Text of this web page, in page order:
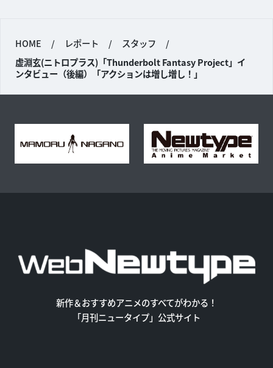
HOME / レポート / スタッフ
/
虚淵玄(ニトロプラス)「Thunderbolt Fantasy Project」イ
ンタビュー（後編）「アクションは増し増し！」
新作＆おすすめアニメのすべてがわかる！
「月刊ニュータイプ」公式サイト